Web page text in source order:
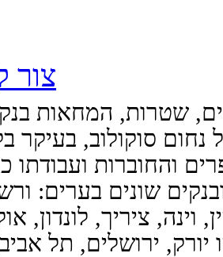
צור
שטרות, המחאות
נחום סוקולוב, בעיקר
והחוברות ועבודתו
שונים בערים:
וינה, ציריך, לונדון,
יורק, ירושלים, תל